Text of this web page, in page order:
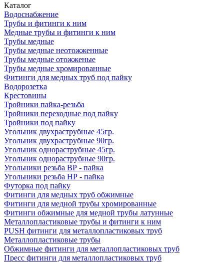
Каталог
Водоснабжение
Трубы и фитинги к ним
Медные трубы и фитинги к ним
Трубы медные
Трубы медные неотожженные
Трубы медные отожженые
Трубы медные хромированные
Фитинги для медных труб под пайку
Водорозетка
Крестовины
Тройники пайка-резьба
Тройники переходные под пайку
Тройники под пайку
Угольник двухраструбные 45гр.
Угольник двухраструбные 90гр.
Угольник однораструбные 45гр.
Угольник однораструбные 90гр.
Угольники резьба ВР - пайка
Угольники резьба НР - пайка
Футорка под пайку
Фитинги для медных труб обжимные
Фитинги для медной трубы хромированные
Фитинги обжимные для медной трубы латунные
Металлопластиковые трубы и фитинги к ним
PUSH фитинги для металлопластиковых труб
Металлопластиковые трубы
Обжимные фитинги для металлопластиковых труб
Пресс фитинги для металлопластиковых труб